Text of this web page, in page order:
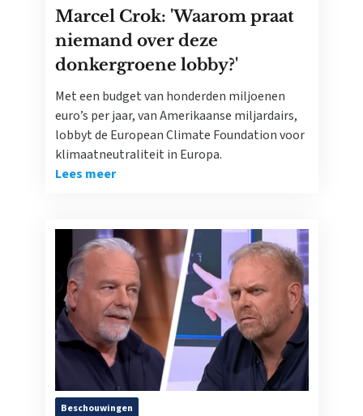
Marcel Crok: 'Waarom praat
niemand over deze
donkergroene lobby?'
Met een budget van honderden miljoenen
euro’s per jaar, van Amerikaanse miljardairs,
lobbyt de European Climate Foundation voor
klimaatneutraliteit in Europa.
Lees meer
Beschouwingen